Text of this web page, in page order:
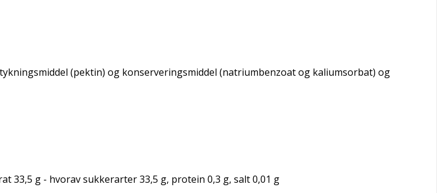
(pektin) og konserveringsmiddel (natriumbenzoat og kaliumsorbat) og
33,5 g - hvorav sukkerarter 33,5 g, protein 0,3 g, salt 0,01 g